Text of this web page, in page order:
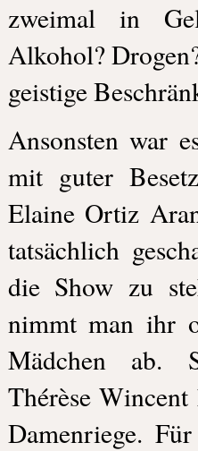
zweimal in
Alkohol?
geistige
Ansonsten war
mit guter
Elaine Ortiz
tatsächlich
die Show zu
nimmt man ihr
Mädchen ab.
Thérèse
Damenriege.